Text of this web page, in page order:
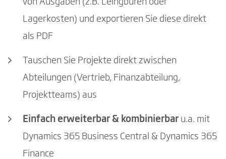
von Ausgaben (z.B. Leihgbüren oder
Lagerkosten) und exportieren Sie diese direkt
als PDF
Tauschen Sie Projekte direkt zwischen
Abteilungen (Vertrieb, Finanzabteilung,
Projektteams) aus
Einfach erweiterbar & kombinierbar u.a. mit
Dynamics 365 Business Central & Dynamics 365
Finance